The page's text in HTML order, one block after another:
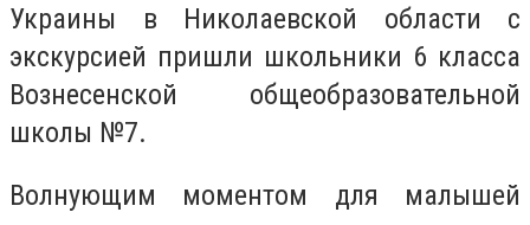
Украины в Николаевской области с
экскурсией пришли школьники 6 класса
Вознесенской общеобразовательной
школы №7.
Волнующим моментом для малышей